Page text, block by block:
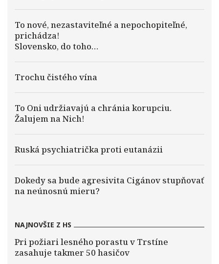
To nové, nezastaviteľné a nepochopiteľné,
prichádza!
Slovensko, do toho…
Trochu čistého vína
To Oni udržiavajú a chránia korupciu.
Žalujem na Nich!
Ruská psychiatrička proti eutanázii
Dokedy sa bude agresivita Cigánov stupňovať
na neúnosnú mieru?
NAJNOVŠIE Z HS
Pri požiari lesného porastu v Trstíne
zasahuje takmer 50 hasičov